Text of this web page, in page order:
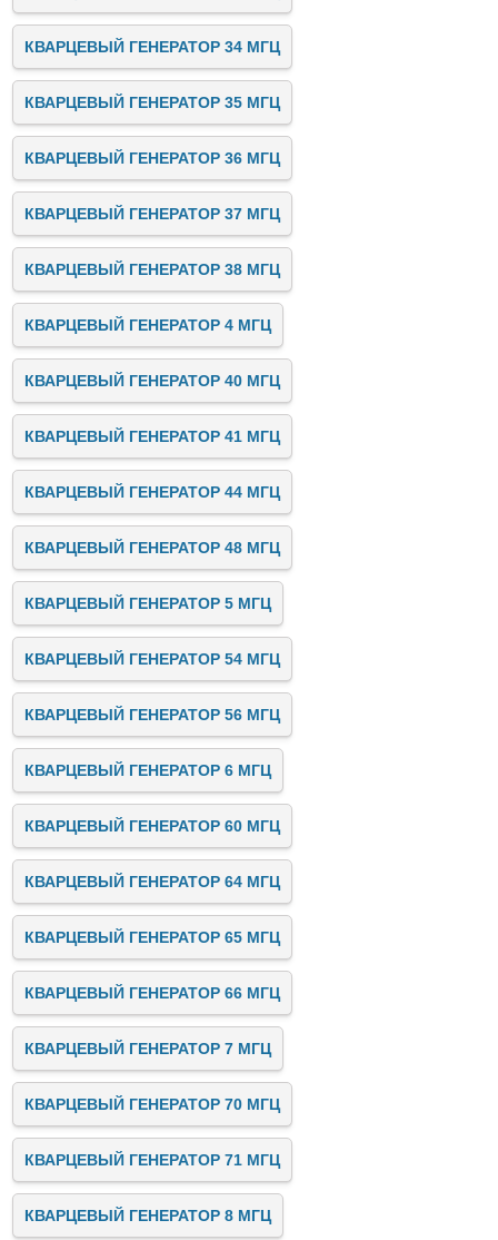
КВАРЦЕВЫЙ ГЕНЕРАТОР 34 МГЦ
КВАРЦЕВЫЙ ГЕНЕРАТОР 35 МГЦ
КВАРЦЕВЫЙ ГЕНЕРАТОР 36 МГЦ
КВАРЦЕВЫЙ ГЕНЕРАТОР 37 МГЦ
КВАРЦЕВЫЙ ГЕНЕРАТОР 38 МГЦ
КВАРЦЕВЫЙ ГЕНЕРАТОР 4 МГЦ
КВАРЦЕВЫЙ ГЕНЕРАТОР 40 МГЦ
КВАРЦЕВЫЙ ГЕНЕРАТОР 41 МГЦ
КВАРЦЕВЫЙ ГЕНЕРАТОР 44 МГЦ
КВАРЦЕВЫЙ ГЕНЕРАТОР 48 МГЦ
КВАРЦЕВЫЙ ГЕНЕРАТОР 5 МГЦ
КВАРЦЕВЫЙ ГЕНЕРАТОР 54 МГЦ
КВАРЦЕВЫЙ ГЕНЕРАТОР 56 МГЦ
КВАРЦЕВЫЙ ГЕНЕРАТОР 6 МГЦ
КВАРЦЕВЫЙ ГЕНЕРАТОР 60 МГЦ
КВАРЦЕВЫЙ ГЕНЕРАТОР 64 МГЦ
КВАРЦЕВЫЙ ГЕНЕРАТОР 65 МГЦ
КВАРЦЕВЫЙ ГЕНЕРАТОР 66 МГЦ
КВАРЦЕВЫЙ ГЕНЕРАТОР 7 МГЦ
КВАРЦЕВЫЙ ГЕНЕРАТОР 70 МГЦ
КВАРЦЕВЫЙ ГЕНЕРАТОР 71 МГЦ
КВАРЦЕВЫЙ ГЕНЕРАТОР 8 МГЦ